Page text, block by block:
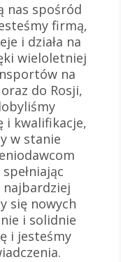
nas spośród
firmą,
i działa na
wieloletniej
na
do Rosji,
i kwalifikacje,
w stanie
najbardziej
się nowych
i solidnie
i jesteśmy